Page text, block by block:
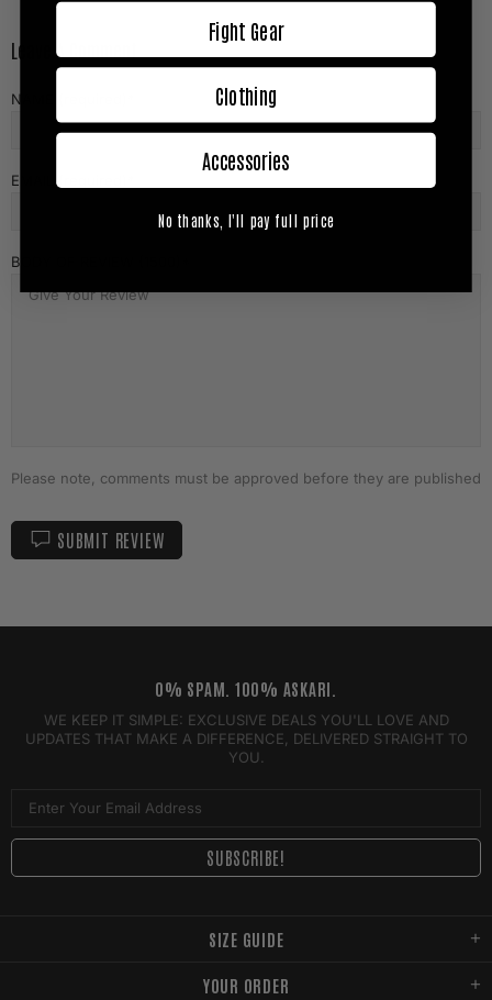
Leave A Comment
NAME (required)
EMAIL (required)
BODY OF REVIEW (1500)
Please note, comments must be approved before they are published
SUBMIT REVIEW
SIZE GUIDE
YOUR ORDER
0% SPAM. 100% ASKARI.
WE KEEP IT SIMPLE: EXCLUSIVE DEALS YOU'LL LOVE AND
UPDATES THAT MAKE A DIFFERENCE, DELIVERED STRAIGHT TO
YOU.
Fight Gear
Clothing
Accessories
No thanks, I'll pay full price